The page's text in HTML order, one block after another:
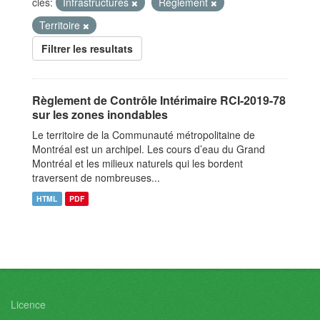
Territoire
Filtrer les resultats
Règlement de Contrôle Intérimaire RCI-2019-78
sur les zones inondables
Le territoire de la Communauté métropolitaine de
Montréal est un archipel. Les cours d’eau du Grand
Montréal et les milieux naturels qui les bordent
traversent de nombreuses...
HTML PDF
Licence